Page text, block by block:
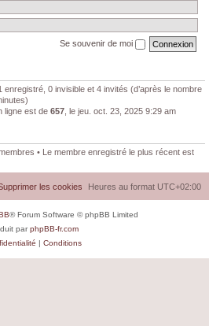
Se souvenir de moi
enregistré, 0 invisible et 4 invités (d’après le nombre
ligne est de 657 , le jeu. oct. 23, 2025 9:29 am
• Le membre enregistré le plus récent est
Heures au format UTC+02:00
les cookies
® Forum Software © phpBB Limited
parphpBB-fr.com
| Conditions